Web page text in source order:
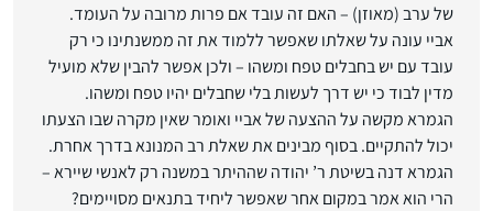
של ערב (מאוזן) – האם זה עובד אם פרות מרובה על העומד.
אביי עונה על שאלתו שאפשר ללמוד את זה ממשנתינו כי רק
עובד עם יש בחבלים טפח ומשהו – ולכן אפשר להבין שלא מועיל
מדין לבוד כי יש דרך לעשות בלי שחבלים יהיו טפח ומשהו.
הגמרא מקשה על ההצעה של אביי ואומר שאין מקרה שבו הצעתו
יכול להתקיים. בסוף מבינים את שאלת רב המנונא בדרך אחרת.
הגמרא דנה בשיטת ר’ יהודה שההיתר במשנה רק לאנשי שיירא –
הרי הוא אמר במקום אחר שאפשר ליחיד בתנאים מסויימים?